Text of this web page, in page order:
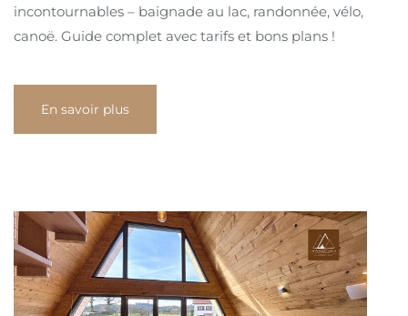
incontournables – baignade au lac, randonnée, vélo,
canoë. Guide complet avec tarifs et bons plans !
En savoir plus